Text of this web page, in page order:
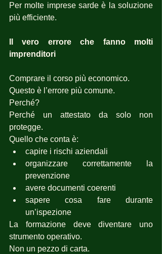
Per molte imprese sarde è la soluzione
più efficiente.
Il vero errore che fanno molti
imprenditori
Comprare il corso più economico.
Questo è l’errore più comune.
Perché?
Perché un attestato da solo non
protegge.
Quello che conta è:
capire i rischi aziendali
organizzare correttamente la
prevenzione
avere documenti coerenti
sapere cosa fare durante
un’ispezione
La formazione deve diventare uno
strumento operativo.
Non un pezzo di carta.